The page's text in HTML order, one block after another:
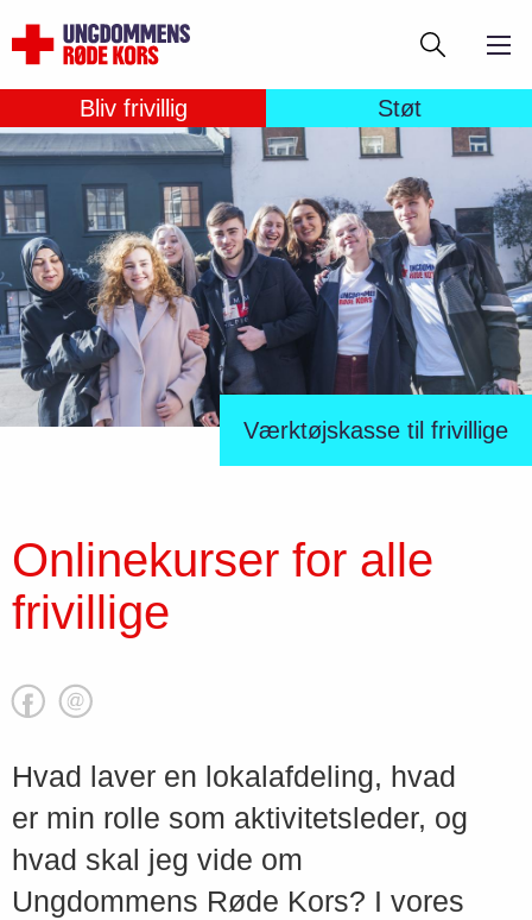
til
hovedindhold
Søg
Bliv frivillig Støt
Værktøjskasse til frivillige
Onlinekurser for alle
frivillige
Hvad laver en lokalafdeling, hvad
er min rolle som aktivitetsleder, og
hvad skal jeg vide om
Ungdommens Røde Kors? I vores